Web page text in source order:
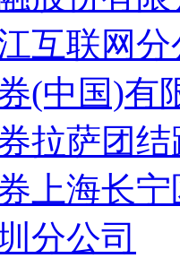
互联网
(中国)有
拉萨团
上海长
分公司